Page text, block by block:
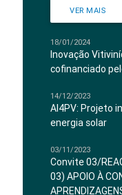
VER MAIS
18/01/2024
Inovação
cofinanciado
14/12/2023
AI4PV: Projeto
energia solar
03/11/2023
Convite 03/
03) APOIO À